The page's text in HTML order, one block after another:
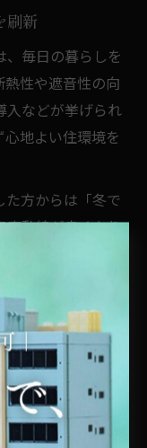
刷新
毎日の暮らしを
性や遮音性の向
入などが挙げられ
地よい住環境を
方からは「冬で
事動線が良くなり
据えた設備選び
から、家族全員
い住まいづくり